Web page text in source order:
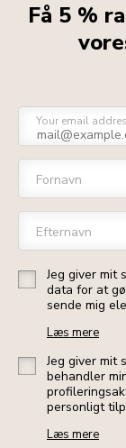
Få 5 %
Your email
Fornavn
Efternavn
Jeg giver mit
data for at
sende mig
Læs mere
Jeg giver mit
behandler
personligt
Læs mere